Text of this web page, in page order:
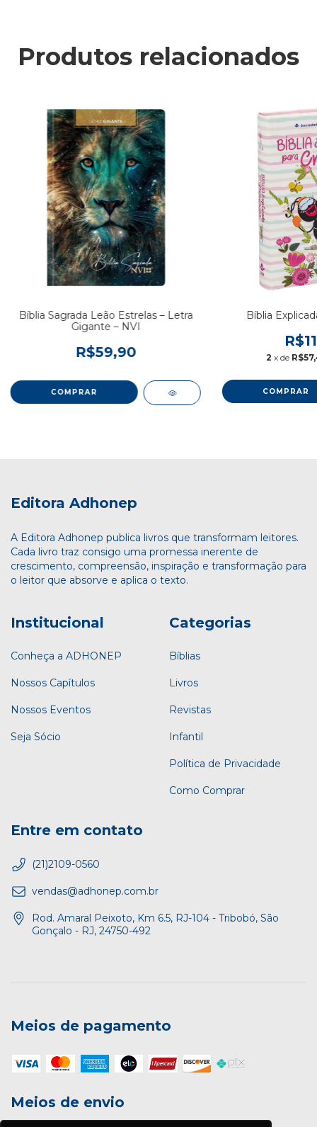
Produtos relacionados
Bíblia Sagrada Leão Estrelas – Letra
Gigante – NVI
R$59,90
Bíblia
2 x de
COMPRAR
Editora Adhonep
A Editora Adhonep publica livros que transformam leitores.
Cada livro traz consigo uma promessa inerente de
crescimento, compreensão, inspiração e transformação para
o leitor que absorve e aplica o texto.
Institucional
Conheça a ADHONEP
Nossos Capítulos
Nossos Eventos
Seja Sócio
Categorias
Bíblias
Livros
Revistas
Infantil
Política de Privacidade
Como Comprar
Entre em contato
(21)2109-0560
vendas@adhonep.com.br
Rod. Amaral Peixoto, Km 6.5, RJ-104 - Tribobó, São
Gonçalo - RJ, 24750-492
Meios de pagamento
Meios de envio